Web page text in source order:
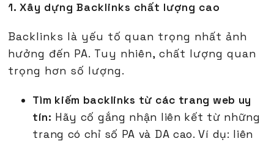
1. Xây dựng Backlinks chất lượng cao
Backlinks là yếu tố quan trọng nhất ảnh
hưởng đến PA. Tuy nhiên, chất lượng quan
trọng hơn số lượng.
Tìm kiếm backlinks từ các trang web uy
tín: Hãy cố gắng nhận liên kết từ những
trang có chỉ số PA và DA cao. Ví dụ: liên